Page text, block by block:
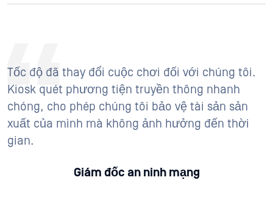
Tốc độ đã thay đổi cuộc chơi đối với chúng tôi.
Kiosk quét phương tiện truyền thông nhanh
chóng, cho phép chúng tôi bảo vệ tài sản sản
xuất của mình mà không ảnh hưởng đến thời
gian.
Giám đốc an ninh mạng